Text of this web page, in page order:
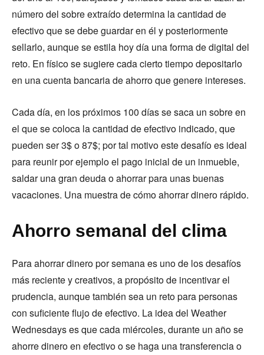
número del sobre extraído determina la cantidad de
efectivo que se debe guardar en él y posteriormente
sellarlo, aunque se estila hoy día una forma de digital del
reto. En físico se sugiere cada cierto tiempo depositarlo
en una cuenta bancaria de ahorro que genere intereses.
Cada día, en los próximos 100 días se saca un sobre en
el que se coloca la cantidad de efectivo indicado, que
pueden ser 3$ o 87$; por tal motivo este desafío es ideal
para reunir por ejemplo el pago inicial de un inmueble,
saldar una gran deuda o ahorrar para unas buenas
vacaciones. Una muestra de cómo ahorrar dinero rápido.
Ahorro semanal del clima
Para ahorrar dinero por semana es uno de los desafíos
más reciente y creativos, a propósito de incentivar el
prudencia, aunque también sea un reto para personas
con suficiente flujo de efectivo. La idea del Weather
Wednesdays es que cada miércoles, durante un año se
ahorre dinero en efectivo o se haga una transferencia o